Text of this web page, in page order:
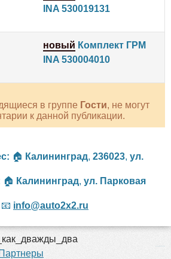
INA 530019131
новый Комплект ГРМ
INA 530004010
в группе Гости, не могут
к данной публикации.
🏠 Калининград, 236023, ул.
🏠 Калининград, ул. Парковая
📧 info@auto2x2.ru
Партнеры